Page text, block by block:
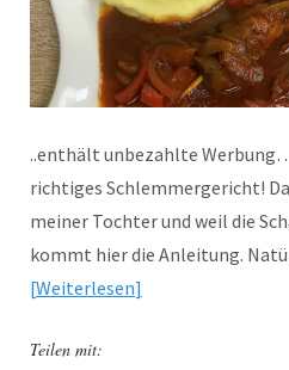
..enthält unbezahlte
richtiges Schlemmergericht!
meiner Tochter und weil die
kommt hier die Anleitung.
Weiterlesen
Teilen mit: